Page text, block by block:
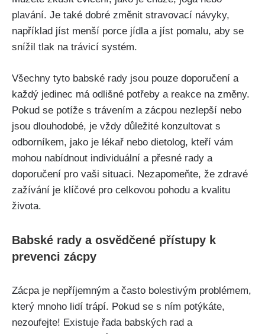
plavání. Je také dobré ⁢změnit stravovací návyky,
například jíst ​menší‌ porce jídla a jíst pomalu, aby se
snížil tlak na trávicí systém.
Všechny tyto babské rady ⁣jsou⁢ pouze doporučení a
každý ⁣jedinec má⁣ odlišné potřeby a reakce na změny.
Pokud se potíže s trávením a zácpou nezlepší nebo
jsou dlouhodobé, je vždy důležité konzultovat s
‌odborníkem, ⁤jako je ‍lékař nebo dietolog,‌ kteří ⁢vám
mohou nabídnout individuální a přesné rady a
doporučení pro vaši⁢ situaci. Nezapomeňte, že zdravé
zažívání je klíčové ⁢pro‌ celkovou pohodu a kvalitu ​
života.
Babské ‍rady a osvědčené ⁣přístupy k
prevenci zácpy
Zácpa je nepříjemným⁤ a často bolestivým problémem,
který ​mnoho lidí trápí. Pokud se​ s ním potýkáte,
nezoufejte!⁢ Existuje ⁢řada ‌babských ‍rad a